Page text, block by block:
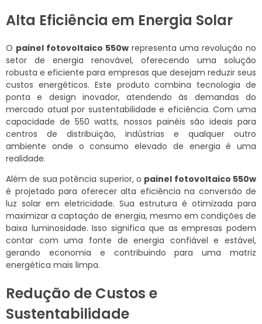
Alta Eficiência em Energia Solar
O painel fotovoltaico 550w representa uma revolução no
setor de energia renovável, oferecendo uma solução
robusta e eficiente para empresas que desejam reduzir seus
custos energéticos. Este produto combina tecnologia de
ponta e design inovador, atendendo às demandas do
mercado atual por sustentabilidade e eficiência. Com uma
capacidade de 550 watts, nossos painéis são ideais para
centros de distribuição, indústrias e qualquer outro
ambiente onde o consumo elevado de energia é uma
realidade.
Além de sua potência superior, o painel fotovoltaico 550w
é projetado para oferecer alta eficiência na conversão de
luz solar em eletricidade. Sua estrutura é otimizada para
maximizar a captação de energia, mesmo em condições de
baixa luminosidade. Isso significa que as empresas podem
contar com uma fonte de energia confiável e estável,
gerando economia e contribuindo para uma matriz
energética mais limpa.
Redução de Custos e
Sustentabilidade